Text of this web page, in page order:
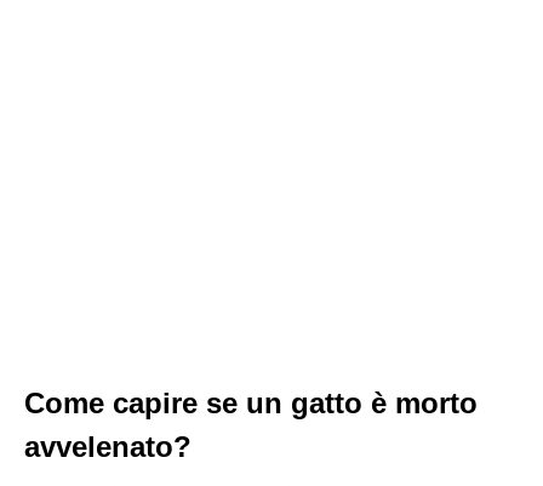
Come capire se un gatto è morto
avvelenato?